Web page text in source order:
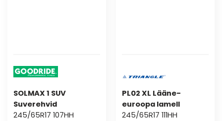
SOLMAX 1 SUV
Suverehvid
245/65R17 107HH
PL02 XL Lääne-
euroopa lamell
245/65R17 111HH